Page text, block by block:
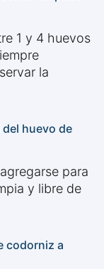
1 y 4 huevos
la
huevo de
para
y libre de
codorniz a